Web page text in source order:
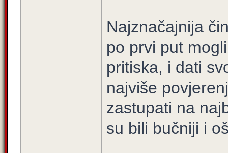
Najznačajnija
po prvi put
pritiska, i dati
najviše
zastupati na
su bili bučniji i